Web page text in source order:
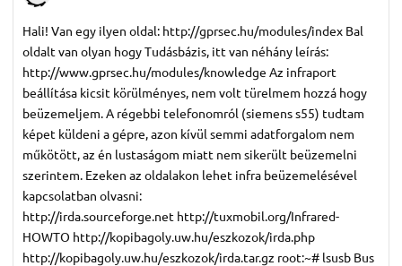
Hali! Van egy ilyen oldal: http://gprsec.hu/modules/index Bal
oldalt van olyan hogy Tudásbázis, itt van néhány leírás:
http://www.gprsec.hu/modules/knowledge Az infraport
beállítása kicsit körülményes, nem volt türelmem hozzá hogy
beüzemeljem. A régebbi telefonomról (siemens s55) tudtam
képet küldeni a gépre, azon kívül semmi adatforgalom nem
műkötött, az én lustaságom miatt nem sikerült beüzemelni
szerintem. Ezeken az oldalakon lehet infra beüzemelésével
kapcsolatban olvasni:
http://irda.sourceforge.net http://tuxmobil.org/Infrared-
HOWTO http://kopibagoly.uw.hu/eszkozok/irda.php
http://kopibagoly.uw.hu/eszkozok/irda.tar.gz root:~# lsusb Bus